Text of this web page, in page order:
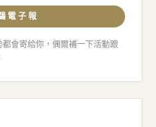
電子報
會寄給你，偶爾補一下活動跟